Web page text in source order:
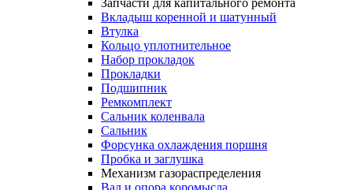
Запчасти для капитального ремонта
Вкладыш коренной и шатунный
Втулка
Кольцо уплотнительное
Набор прокладок
Прокладки
Подшипник
Ремкомплект
Сальник коленвала
Сальник
Форсунка охлаждения поршня
Пробка и заглушка
Механизм газораспределения
Вал и опора коромысла